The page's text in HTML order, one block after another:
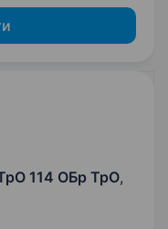
114 ОБр ТрО,